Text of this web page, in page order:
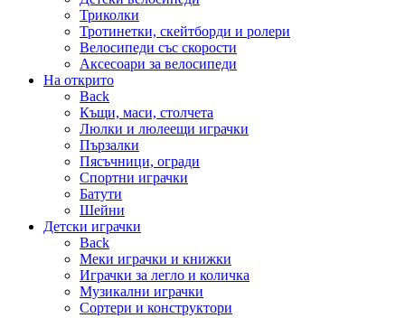
Триколки
Тротинетки, скейтборди и ролери
Велосипеди със скорости
Аксесоари за велосипеди
На открито
Back
Къщи, маси, столчета
Люлки и люлеещи играчки
Пързалки
Пясъчници, огради
Спортни играчки
Батути
Шейни
Детски играчки
Back
Меки играчки и книжки
Играчки за легло и количка
Музикални играчки
Сортери и конструктори